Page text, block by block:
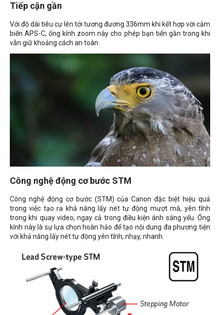
Tiếp cận gần
Với độ dài tiêu cự lên tới tương đương 336mm khi kết hợp với cảm
biến APS-C, ống kính zoom này cho phép bạn tiến gần trong khi
vẫn giữ khoảng cách an toàn.
Công nghệ động cơ bước STM
Công nghệ động cơ bước (STM) của Canon đặc biệt hiệu quả
trong việc tạo ra khả năng lấy nét tự động mượt mà, yên tĩnh
trong khi quay video, ngay cả trong điều kiện ánh sáng yếu. Ống
kính này là sự lựa chọn hoàn hảo để tạo nội dung đa phương tiện
với khả năng lấy nét tự động yên tĩnh, nhạy, nhanh.